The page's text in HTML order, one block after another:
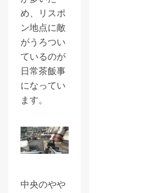
め、リスポ
ン地点に敵
がうろつい
ているのが
日常茶飯事
になってい
ます。
中央のやや